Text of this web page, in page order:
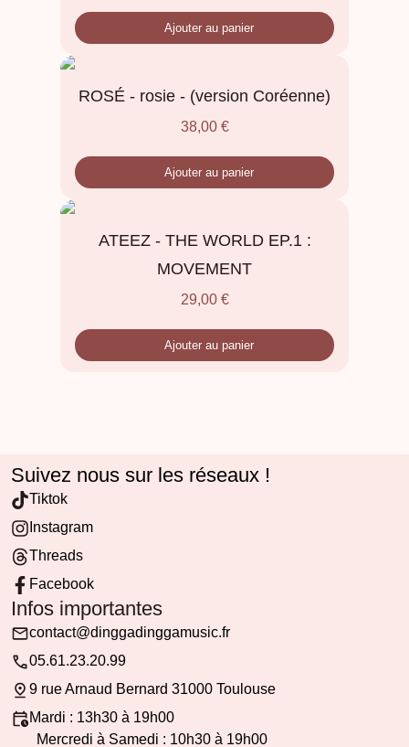
Ajouter au panier
ROSÉ - rosie - (version Coréenne)
38,00 €
Ajouter au panier
ATEEZ - THE WORLD EP.1 :
MOVEMENT
29,00 €
Ajouter au panier
Suivez nous sur les réseaux !
Tiktok
Instagram
Threads
Facebook
Infos importantes
contact@dinggadinggamusic.fr
05.61.23.20.99
9 rue Arnaud Bernard 31000 Toulouse
Mardi : 13h30 à 19h00
Mercredi à Samedi : 10h30 à 19h00